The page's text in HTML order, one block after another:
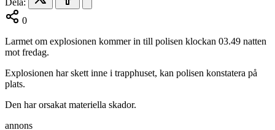
0
Larmet om explosionen kommer in till polisen klockan 03.49 natten
mot fredag.
Explosionen har skett inne i trapphuset, kan polisen konstatera på
plats.
Den har orsakat materiella skador.
annons